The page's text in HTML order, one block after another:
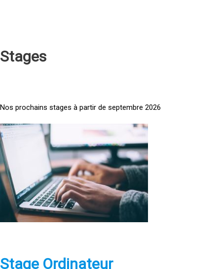
Stages
Nos prochains stages à partir de septembre 2026
<
a
h
e
f
pStage Ordinateur